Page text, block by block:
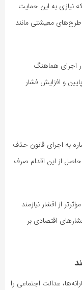
نیازی به این حمایت
معیشتی مانند
اجرای هماهنگ
و افزایش فشار
به اجرای قانون حذف
حاصل از این اقدام صرف
از اقشار نیازمند
اقتصادی بر
عدالت اجتماعی را